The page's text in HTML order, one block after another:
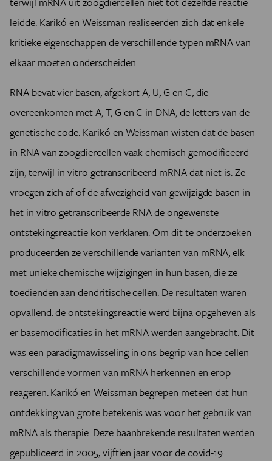
leidde. Karikó en Weissman realiseerden zich dat enkele
kritieke eigenschappen de verschillende typen mRNA van
elkaar moeten onderscheiden.
RNA bevat vier basen, afgekort A, U, G en C, die
overeenkomen met A, T, G en C in DNA, de letters van de
genetische code. Karikó en Weissman wisten dat de basen
in RNA van zoogdiercellen vaak chemisch gemodificeerd
zijn, terwijl in vitro getranscribeerd mRNA dat niet is. Ze
vroegen zich af of de afwezigheid van gewijzigde basen in
het in vitro getranscribeerde RNA de ongewenste
ontstekingsreactie kon verklaren. Om dit te onderzoeken
produceerden ze verschillende varianten van mRNA, elk
met unieke chemische wijzigingen in hun basen, die ze
toedienden aan dendritische cellen. De resultaten waren
opvallend: de ontstekingsreactie werd bijna opgeheven als
er basemodificaties in het mRNA werden aangebracht. Dit
was een paradigmawisseling in ons begrip van hoe cellen
verschillende vormen van mRNA herkennen en erop
reageren. Karikó en Weissman begrepen meteen dat hun
ontdekking van grote betekenis was voor het gebruik van
mRNA als therapie. Deze baanbrekende resultaten werden
gepubliceerd in 2005, vijftien jaar voor de covid-19